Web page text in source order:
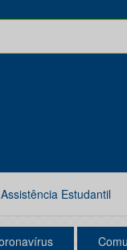
Assistência Estudantil